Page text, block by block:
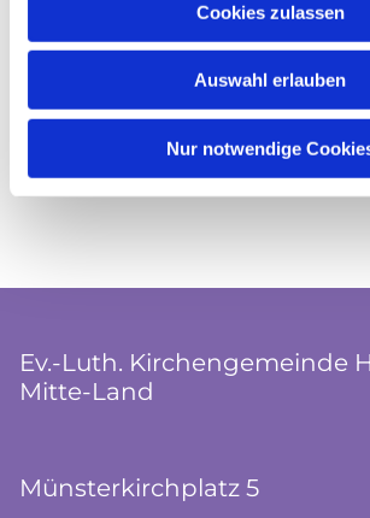
Cookies zulassen
Auswahl erlauben
Nur notwendige
Ev.-Luth. Kirchengemeinde
Mitte-Land
Münsterkirchplatz 5